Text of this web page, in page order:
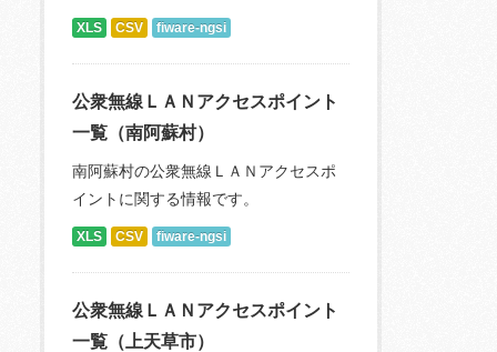
XLS CSV fiware-ngsi
公衆無線ＬＡＮアクセスポイント
一覧（南阿蘇村）
南阿蘇村の公衆無線ＬＡＮアクセスポ
イントに関する情報です。
XLS CSV fiware-ngsi
公衆無線ＬＡＮアクセスポイント
一覧（上天草市）